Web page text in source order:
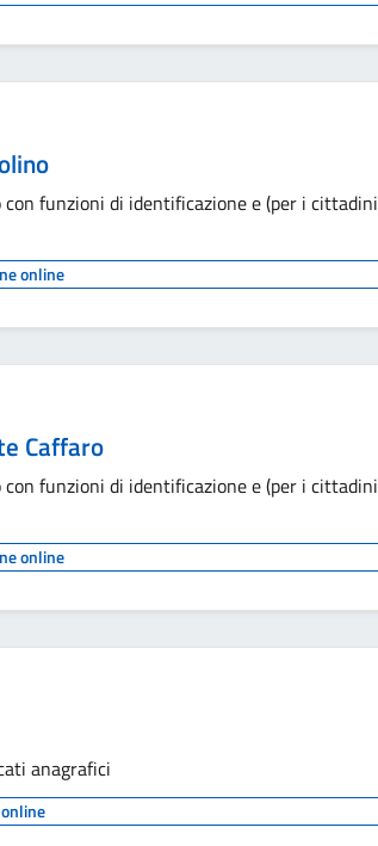
funzioni di identificazione e (per i cittadini
online
Caffaro
funzioni di identificazione e (per i cittadini
online
anagrafici